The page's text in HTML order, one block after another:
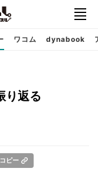
ワコム dynabook
り返る
ピー